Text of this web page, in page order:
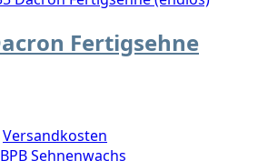
Fertigsehne
Versandkosten